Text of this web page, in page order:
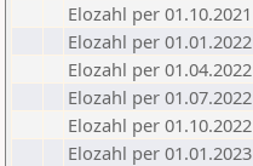
Elozahl per 01.10.2021
Elozahl per 01.01.2022
Elozahl per 01.04.2022
Elozahl per 01.07.2022
Elozahl per 01.10.2022
Elozahl per 01.01.2023